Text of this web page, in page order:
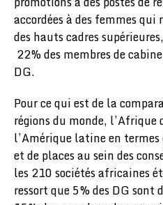
accordées à des femmes
des hauts cadres
22% des membres de
DG.
Pour ce qui est de la
régions du monde, l’Afrique
l’Amérique latine en
et de places au sein des
les 210 sociétés africaines
ressort que 5% des DG sont